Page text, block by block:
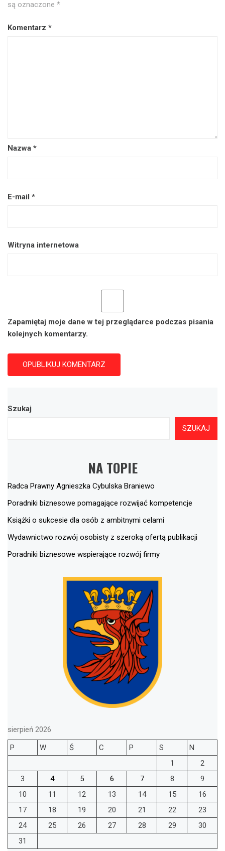
są oznaczone *
Komentarz *
Nazwa *
E-mail *
Witryna internetowa
Zapamiętaj moje dane w tej przeglądarce podczas pisania
kolejnych komentarzy.
Szukaj
SZUKAJ
NA TOPIE
Radca Prawny Agnieszka Cybulska Braniewo
Poradniki biznesowe pomagające rozwijać kompetencje
Książki o sukcesie dla osób z ambitnymi celami
Wydawnictwo rozwój osobisty z szeroką ofertą publikacji
Poradniki biznesowe wspierające rozwój firmy
sierpień 2026
P
W Ś C P S
N
1
2
3
4 5 6 7 8
9
10
11 12 13 14 15
16
17
18 19 20 21 22
23
24
25 26 27 28 29
30
31